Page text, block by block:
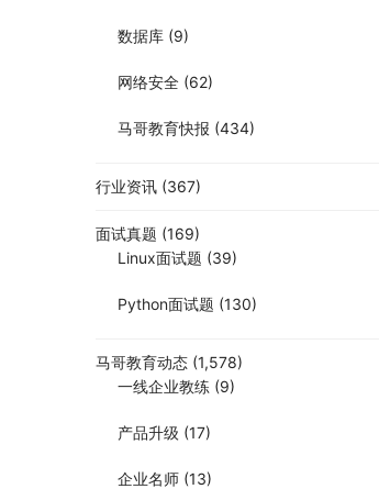
数据库 (9)
网络安全 (62)
马哥教育快报 (434)
行业资讯 (367)
面试真题 (169)
Linux面试题 (39)
Python面试题 (130)
马哥教育动态 (1,578)
一线企业教练 (9)
产品升级 (17)
企业名师 (13)